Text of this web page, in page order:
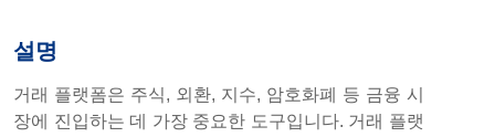
설명
거래 플랫폼은 주식, 외환, 지수, 암호화폐 등 금융 시
장에 진입하는 데 가장 중요한 도구입니다. 거래 플랫